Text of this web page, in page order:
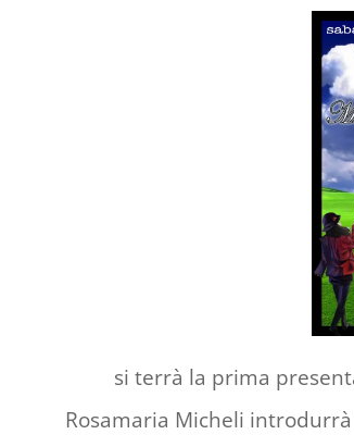
si terrà la prima
Rosamaria Micheli